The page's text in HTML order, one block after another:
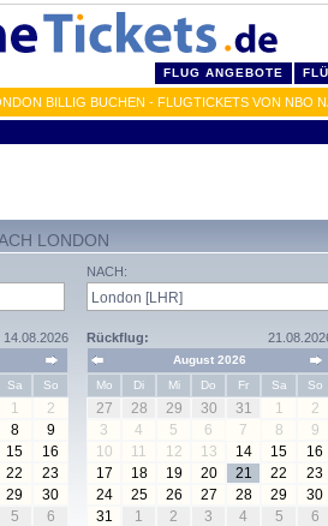
FLUG ANGEBOTE
BILLIG BUCHEN - FLUGTICKETS VON NBO
LONDON
14.08.2026
Sa So
1
2
8
9
15
16
22
23
29
30
5 6
NACH:
Rückflug:
August 2026
Mo
Di Mi Do Fr Sa So
27 28 29 30 31 1
2
3
4 5 6 7 8
9
10
11 12 13 14 15
16
17
18 19 20 21 22
23
24
25 26 27 28 29
30
31
1 2 3 4 5 6